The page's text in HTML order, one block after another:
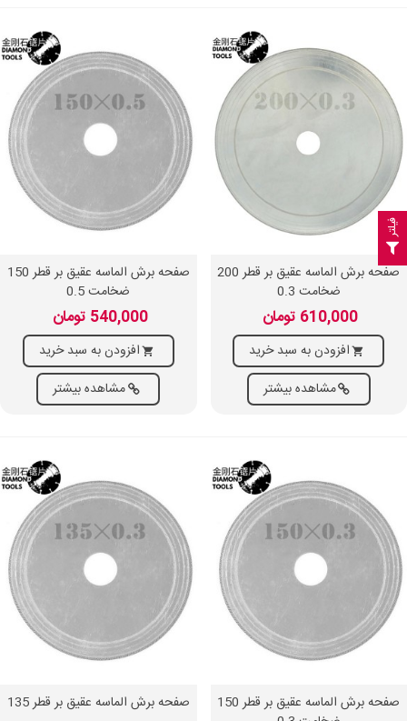
صفحه برش الماسه عقیق بر قطر 200
ضخامت 0.3
610,000 تومان
افزودن به سبد خرید
مشاهده بیشتر
صفحه برش الماسه عقیق بر قطر 150
ضخامت 0.5
540,000 تومان
افزودن به سبد خرید
مشاهده بیشتر
صفحه برش الماسه عقیق بر قطر 150
صفحه برش الماسه عقیق بر قطر 135
فیلتر